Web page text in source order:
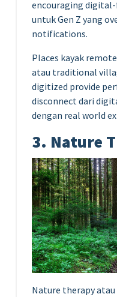
encouraging
untuk Gen Z yang
notifications.
Places kayak
atau traditional
digitized provide
disconnect dari
dengan real world
3. Nature
Nature therapy